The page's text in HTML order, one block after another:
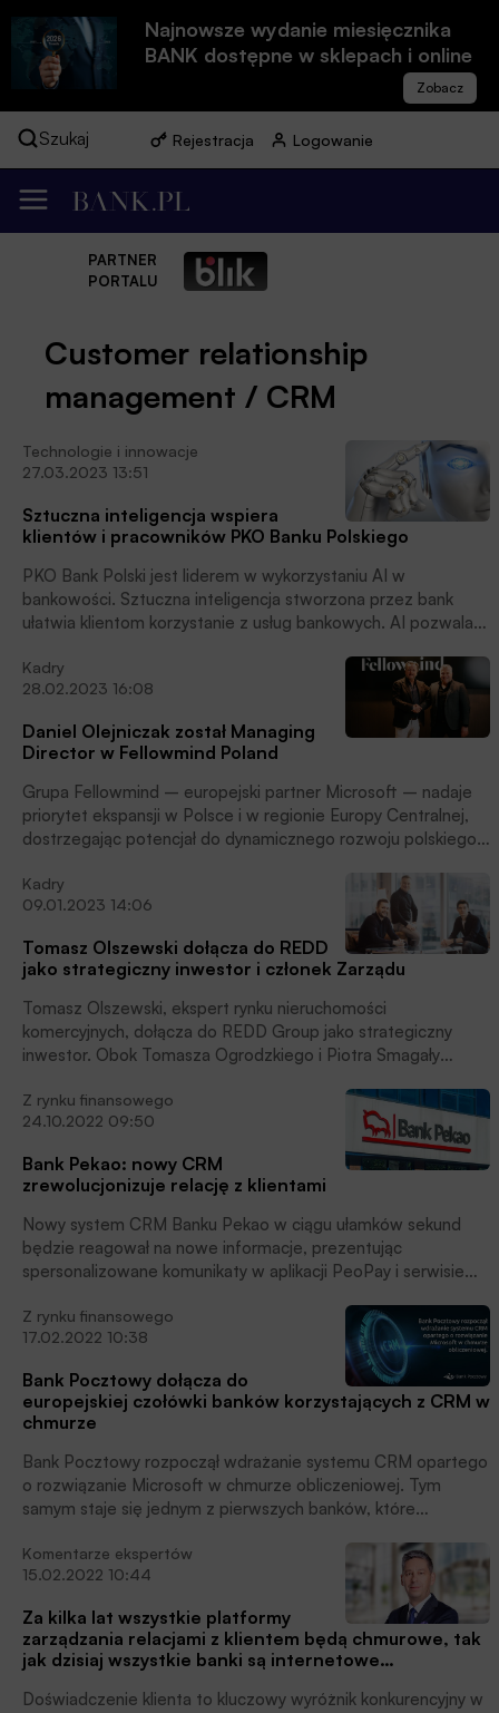
Najnowsze wydanie miesięcznika
BANK dostępne w sklepach i online
Szukaj Rejestracja Logowanie
PARTNER
PORTALU
Customer relationship
management / CRM
Technologie i innowacje
27.03.2023 13:51
Sztuczna inteligencja wspiera
klientów i pracowników PKO Banku Polskiego
PKO Bank Polski jest liderem w wykorzystaniu AI w
bankowości. Sztuczna inteligencja stworzona przez bank
ułatwia klientom korzystanie z usług bankowych. AI pozwala
wspiera pracowników w codziennej pracy, poinformował
Bank.
Kadry
28.02.2023 16:08
Daniel Olejniczak został Managing
Director w Fellowmind Poland
Grupa Fellowmind – europejski partner Microsoft – nadaje
priorytet ekspansji w Polsce i w regionie Europy Centralnej,
dostrzegając potencjał do dynamicznego rozwoju polskiego
Poland powołano Daniela Olejniczaka – dotychczasowego
wiceprezesa Zarządu, który jest związany z firmą od ponad
Kadry
09.01.2023 14:06
Tomasz Olszewski dołącza do REDD
jako strategiczny inwestor i członek Zarządu
Tomasz Olszewski, ekspert rynku nieruchomości
komercyjnych, dołącza do REDD Group jako strategiczny
inwestor. Obok Tomasza Ogrodzkiego i Piotra Smagały
Z rynku finansowego
24.10.2022 09:50
Bank Pekao: nowy CRM
zrewolucjonizuje relację z klientami
Nowy system CRM Banku Pekao w ciągu ułamków sekund
będzie reagował na nowe informacje, prezentując
spersonalizowane komunikaty w aplikacji PeoPay i serwisie
jednego z najnowocześniejszych narzędzi analitycznych
osadzonych w chmurze.
Z rynku finansowego
17.02.2022 10:38
Bank Pocztowy dołącza do
europejskiej czołówki banków korzystających z CRM w
chmurze
Bank Pocztowy rozpoczął wdrażanie systemu CRM opartego
o rozwiązanie Microsoft w chmurze obliczeniowej. Tym
samym staje się jednym z pierwszych banków, które
ze swoimi klientami i odpowiadania na ich potrzeby. Dzięki
nowemu rozwiązaniu klienci Banku Pocztowego zyskają
łatwiejszy i szybszy dostęp do szytych na miarę produktów i
rozwiązań. Efekty współpracy Banku Pocztowego i Microsoft
będą widoczne już w I półroczu 2022 r.
Komentarze ekspertów
15.02.2022 10:44
Za kilka lat wszystkie platformy
zarządzania relacjami z klientem będą chmurowe, tak
jak dzisiaj wszystkie banki są internetowe…
Doświadczenie klienta to kluczowy wyróżnik konkurencyjny w